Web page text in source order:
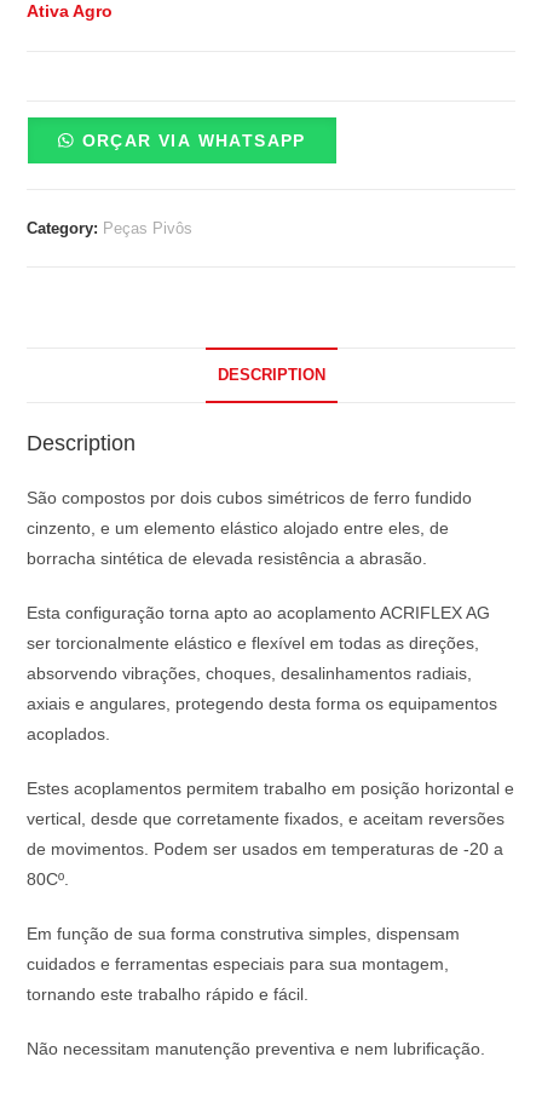
Ativa Agro
ORÇAR VIA WHATSAPP
Category: Peças Pivôs
DESCRIPTION
Description
São compostos por dois cubos simétricos de ferro fundido
cinzento, e um elemento elástico alojado entre eles, de
borracha sintética de elevada resistência a abrasão.
Esta configuração torna apto ao acoplamento ACRIFLEX AG
ser torcionalmente elástico e flexível em todas as direções,
absorvendo vibrações, choques, desalinhamentos radiais,
axiais e angulares, protegendo desta forma os equipamentos
acoplados.
Estes acoplamentos permitem trabalho em posição horizontal e
vertical, desde que corretamente fixados, e aceitam reversões
de movimentos. Podem ser usados em temperaturas de -20 a
80Cº.
Em função de sua forma construtiva simples, dispensam
cuidados e ferramentas especiais para sua montagem,
tornando este trabalho rápido e fácil.
Não necessitam manutenção preventiva e nem lubrificação.